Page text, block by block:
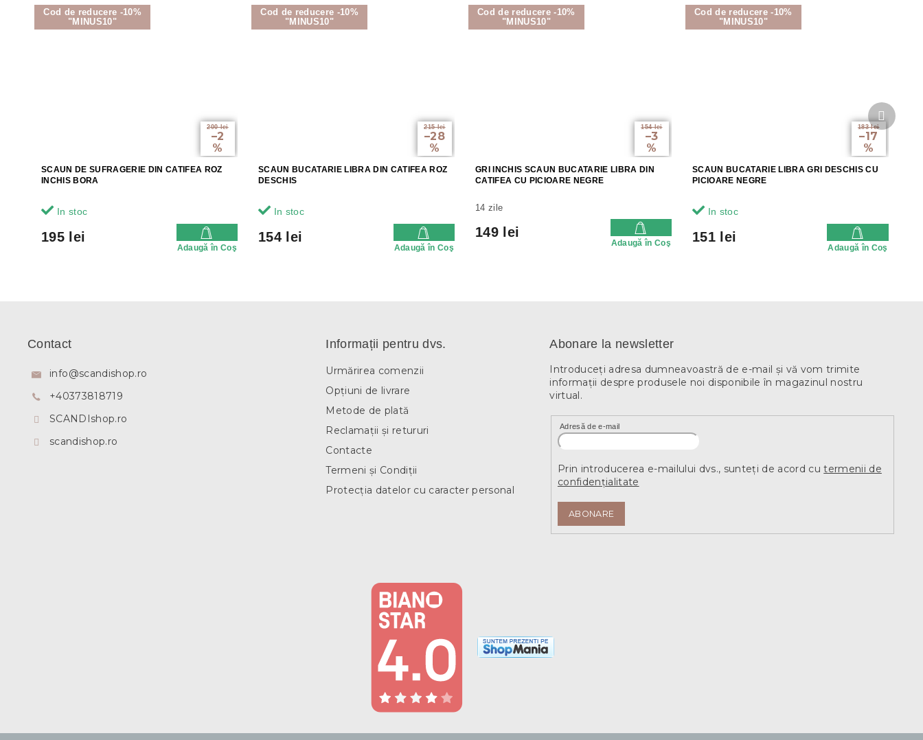
Cod de reducere -10%
"MINUS10"
200 lei
–2
%
SCAUN DE SUFRAGERIE DIN CATIFEA ROZ
INCHIS BORA
In stoc
195 lei
Adaugă în Coş
Cod de reducere -10%
"MINUS10"
215 lei
–28
%
SCAUN BUCATARIE LIBRA DIN CATIFEA ROZ
DESCHIS
In stoc
154 lei
Adaugă în Coş
Cod de reducere -10%
"MINUS10"
154 lei
–3
%
GRI INCHIS SCAUN BUCATARIE LIBRA DIN
CATIFEA CU PICIOARE NEGRE
14 zile
149 lei
Adaugă în Coş
Cod de reducere -10%
"MINUS10"
183 lei
–17
%
SCAUN BUCATARIE LIBRA GRI DESCHIS CU
PICIOARE NEGRE
In stoc
151 lei
Adaugă în Coş
următor
Contact
info@scandishop.ro
+40373818719
SCANDIshop.ro
scandishop.ro
Informații pentru dvs.
Urmărirea comenzii
Opțiuni de livrare
Metode de plată
Reclamații și retururi
Contacte
Termeni și Condiții
Protecția datelor cu caracter personal
Abonare la newsletter
Introduceţi adresa dumneavoastră de e-mail şi vă vom trimite
informaţii despre produsele noi disponibile în magazinul nostru
virtual.
Adresă de e-mail
Prin introducerea e-mailului dvs., sunteți de acord cutermenii de
confidențialitate
ABONARE